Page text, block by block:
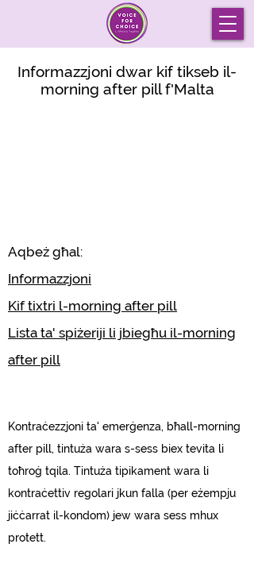
Informazzjoni dwar kif tikseb il-
morning after pill f'Malta
Aqbeż għal:
Informazzjoni
Kif tixtri l-morning after pill
Lista ta' spiżeriji li jbiegħu il-morning
after pill
Kontraċezzjoni ta' emerġenza, bħall-morning
after pill, tintuża wara s-sess biex tevita li
toħroġ tqila. Tintuża tipikament wara li
kontraċettiv regolari jkun falla (per eżempju
jiċċarrat il-kondom) jew wara sess mhux
protett.